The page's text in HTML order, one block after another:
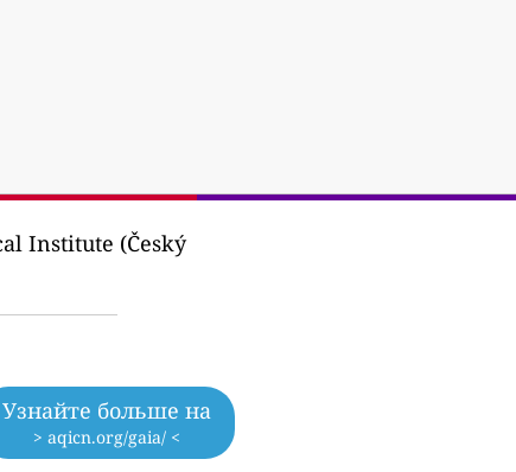
Institute (Český
Узнайте больше на
> aqicn.org/gaia/ <